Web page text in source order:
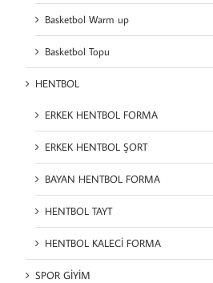
Basketbol Warm up
Basketbol Topu
HENTBOL
ERKEK HENTBOL FORMA
ERKEK HENTBOL ŞORT
BAYAN HENTBOL FORMA
HENTBOL TAYT
HENTBOL KALECİ FORMA
SPOR GİYİM